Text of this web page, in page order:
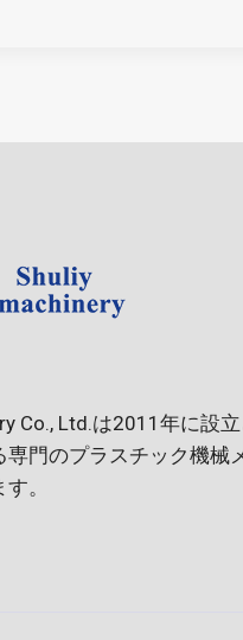
Co., Ltd.は2011年に設
専門のプラスチック機械
。